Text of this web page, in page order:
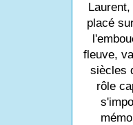
placé
fleuve,
siècles
rôle